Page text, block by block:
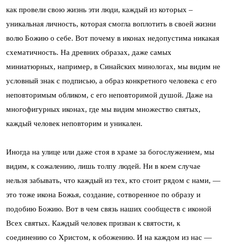
как провели свою жизнь эти люди, каждый из которых –
уникальная личность, которая смогла воплотить в своей жизни
волю Божию о себе. Вот почему в иконах недопустима никакая
схематичность. На древних образах, даже самых
миниатюрных, например, в Синайских минологах, мы видим не
условный знак с подписью, а образ конкретного человека с его
неповторимым обликом, с его неповторимой душой. Даже на
многофигурных иконах, где мы видим множество святых,
каждый человек неповторим и уникален.
Иногда на улице или даже стоя в храме за богослужением, мы
видим, к сожалению, лишь толпу людей. Ни в коем случае
нельзя забывать, что каждый из тех, кто стоит рядом с нами, —
это тоже икона Божья, создание, сотворенное по образу и
подобию Божию. Вот в чем связь наших сообществ с иконой
Всех святых. Каждый человек призван к святости, к
соединению со Христом, к обожению. И на каждом из нас —